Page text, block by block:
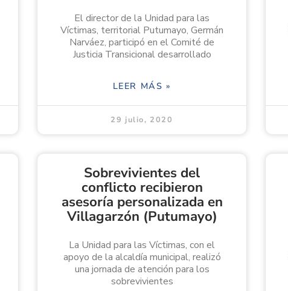
El director de la Unidad para las
Víctimas, territorial Putumayo, Germán
Narváez, participó en el Comité de
Justicia Transicional desarrollado
LEER MÁS »
29 julio, 2020
Sobrevivientes del
conflicto recibieron
asesoría personalizada en
Villagarzón (Putumayo)
La Unidad para las Víctimas, con el
apoyo de la alcaldía municipal, realizó
una jornada de atención para los
sobrevivientes